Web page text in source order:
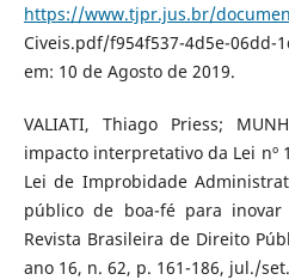
https://www.tjpr.jus.br/
Civeis.pdf/f954f537-4d5e-06dd-
em: 10 de Agosto de 2019.
VALIATI, Thiago Priess;
impacto interpretativo da Lei nº
Lei de Improbidade
público de boa-fé para inovar
Revista Brasileira de Direito
ano 16, n. 62, p. 161-186, jul./